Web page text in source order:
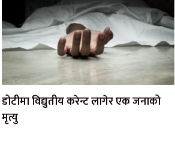
डोटीमा विद्युतीय करेन्ट लागेर एक जनाको
मृत्यु